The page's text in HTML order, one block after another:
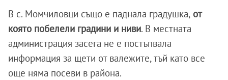
В с. Момчиловци също е паднала градушка, от
която побелели градини и ниви. В местната
администрация засега не е постъпвала
информация за щети от валежите, тъй като все
още няма посеви в района.